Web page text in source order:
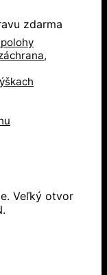
zdarma
Veľký otvor